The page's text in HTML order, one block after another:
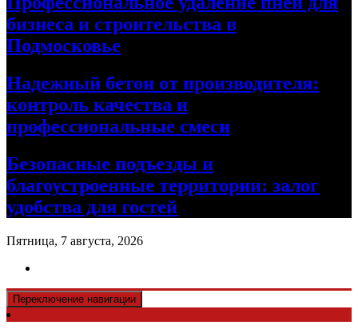
бизнеса и строительства в
Подмосковье
Надежный бетон от производителя:
контроль качества и
профессиональные смеси
Безопасные подъезды и
благоустроенные территории: залог
удобства для гостей
Пятница, 7 августа, 2026
Переключение навигации